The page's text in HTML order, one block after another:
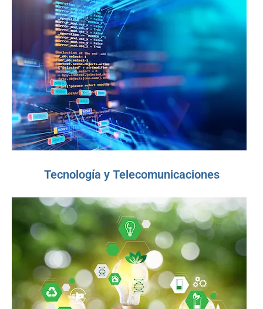
Tecnología y Telecomunicaciones